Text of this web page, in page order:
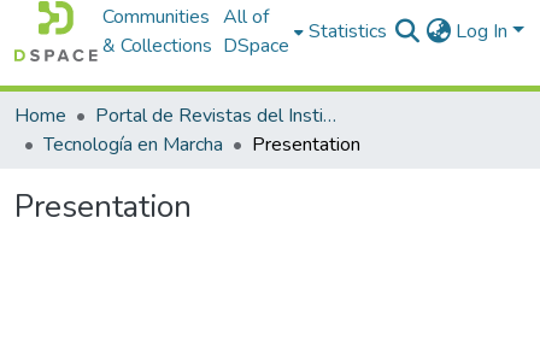
Communities
& Collections
All of
DSpace
Statistics Log In
Home
Portal de Revistas del Instituto Tecnológico de Costa Rica
Tecnología en Marcha
Presentation
Presentation